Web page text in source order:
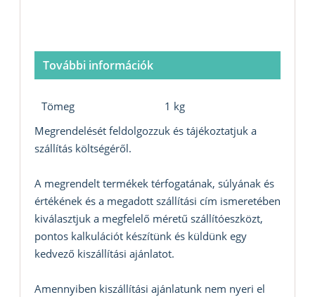
További információk
Tömeg
1 kg
Megrendelését feldolgozzuk és tájékoztatjuk a
szállítás költségéről.
A megrendelt termékek térfogatának, súlyának és
értékének és a megadott szállítási cím ismeretében
kiválasztjuk a megfelelő méretű szállítóeszközt,
pontos kalkulációt készítünk és küldünk egy
kedvező kiszállítási ajánlatot.
Amennyiben kiszállítási ajánlatunk nem nyeri el